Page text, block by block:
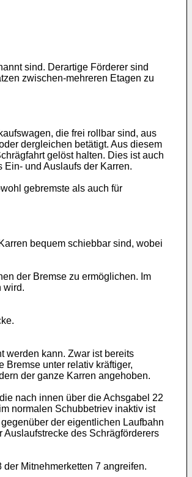
sind. Derartige Förderer sind
zwischen-mehreren Etagen zu
die frei rollbar sind, aus
dergleichen betätigt. Aus diesem
gelöst halten. Dies ist auch
und Auslaufs der Karren.
gebremste als auch für
bequem schiebbar sind, wobei
der Bremse zu ermöglichen. Im
wird.
werden kann. Zwar ist bereits
Bremse unter relativ kräftiger,
der ganze Karren angehoben.
nach innen über die Achsgabel 22
normalen Schubbetriev inaktiv ist
der eigentlichen Laufbahn
des Schrägförderers
Mitnehmerketten 7 angreifen.